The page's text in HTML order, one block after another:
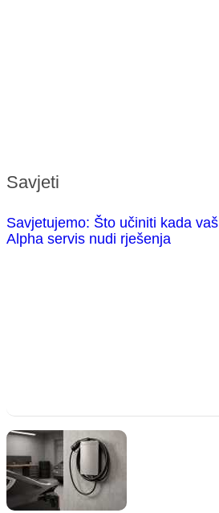
Savjeti
Savjetujemo: Što učiniti kada
Alpha servis nudi rješenja